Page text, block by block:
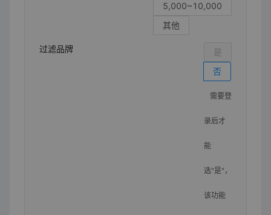
5,000~10,000
其他
过滤品牌
是
否
需要登
录后才
能
选"是"，
该功能